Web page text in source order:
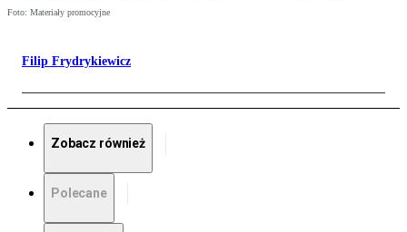
Foto: Materiały promocyjne
Filip Frydrykiewicz
Zobacz również
Polecane